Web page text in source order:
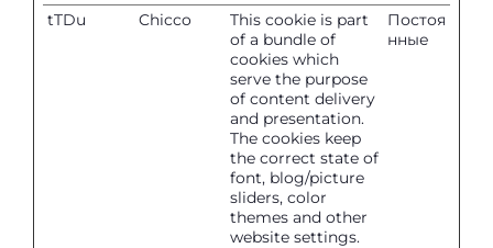
tTDu Chicco
This cookie is part
of a bundle of
cookies which
serve the purpose
of content delivery
and presentation.
The cookies keep
the correct state of
font, blog/picture
sliders, color
themes and other
website settings.
Постоя
нные